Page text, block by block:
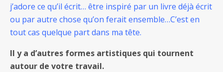
j’adore ce qu’il écrit… être inspiré par un livre déjà écrit
ou par autre chose qu’on ferait ensemble…C’est en
tout cas quelque part dans ma tête.
Il y a d’autres formes artistiques qui tournent
autour de votre travail.